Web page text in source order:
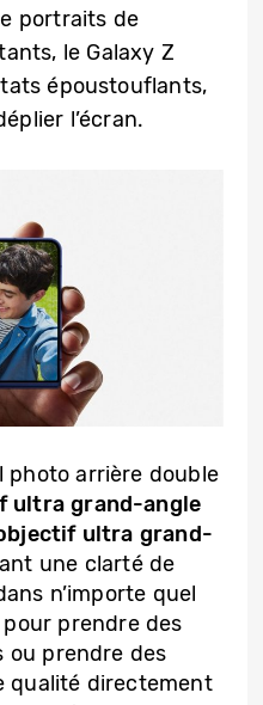
portraits de
le Galaxy Z
époustouflants,
l’écran.
photo arrière double
ultra grand-angle
ultra grand-
une clarté de
n’importe quel
prendre des
ou prendre des
qualité directement